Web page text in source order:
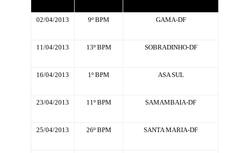
02/04/2013 9º BPM GAMA-DF
11/04/2013 13º BPM SOBRADINHO-DF
16/04/2013 1º BPM ASA SUL
23/04/2013 11º BPM SAMAMBAIA-DF
25/04/2013 26º BPM SANTA MARIA-DF